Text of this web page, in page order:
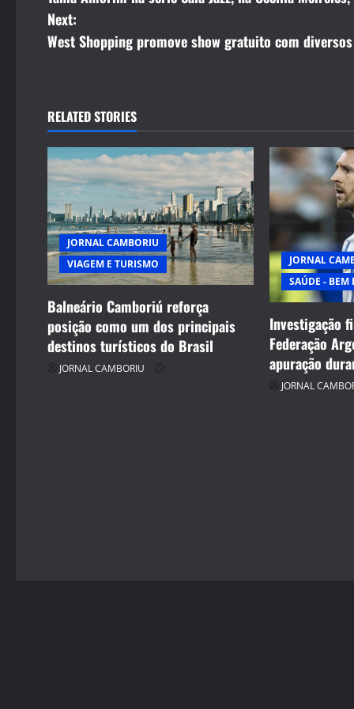
o
s
n
a
v
i
g
a
t
i
o
Next:
West Shopping promove show gratuito com
RELATED STORIES
JORNAL CAMBORIU
VIAGEM E TURISMO
Balneário Camboriú reforça
posição como um dos principais
destinos turísticos do Brasil
JORNAL CAMBORIU
JORNAL
SAÚDE - BEM
Investigação
Federação
apuração
JORNAL